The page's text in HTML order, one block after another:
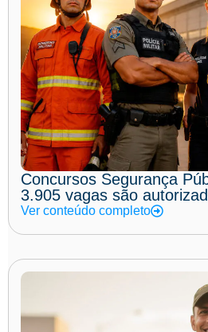
Concursos Segurança
3.905 vagas são
Ver conteúdo completo